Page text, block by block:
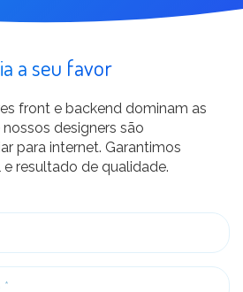
em contato
a seu favor
front e backend dominam as
designers são
para internet. Garantimos
resultado de qualidade.